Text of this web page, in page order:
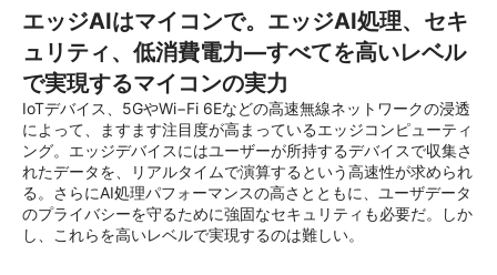
エッジAIはマイコンで。エッジAI処理、セキ
ュリティ、低消費電力―すべてを高いレベル
で実現するマイコンの実力
IoTデバイス、5GやWi−Fi 6Eなどの高速無線ネットワークの浸透
によって、ますます注目度が高まっているエッジコンピューティ
ング。エッジデバイスにはユーザーが所持するデバイスで収集さ
れたデータを、リアルタイムで演算するという高速性が求められ
る。さらにAI処理パフォーマンスの高さとともに、ユーザデータ
のプライバシーを守るために強固なセキュリティも必要だ。しか
し、これらを高いレベルで実現するのは難しい。